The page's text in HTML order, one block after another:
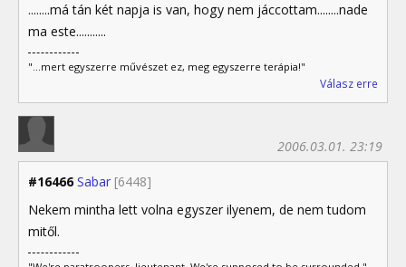
........má tán két napja is van, hogy nem jáccottam........nade
ma este...........
"...mert egyszerre művészet ez, meg egyszerre terápia!"
Válasz erre
#16466 Sabar [6448]
2006.03.01. 23:19
Nekem mintha lett volna egyszer ilyenem, de nem tudom
mitől.